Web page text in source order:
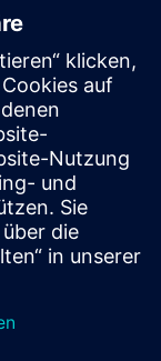
Sie eine
sind.
Angabe Ihrer
ein